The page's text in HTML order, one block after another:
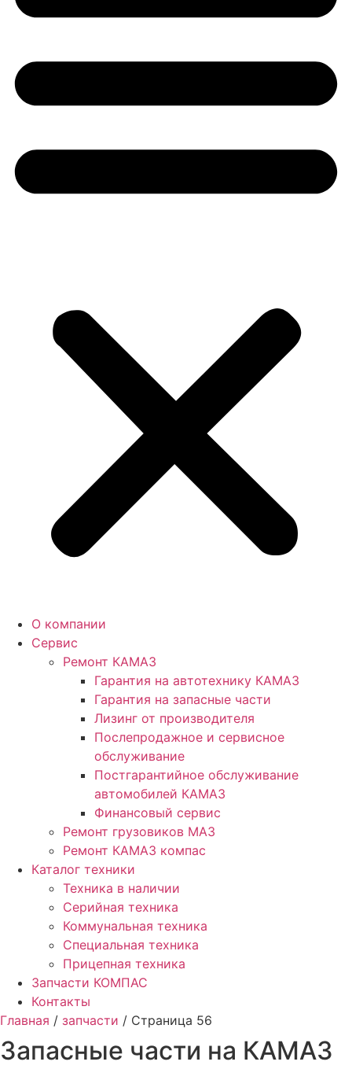
О компании
Сервис
Ремонт КАМАЗ
Гарантия на автотехнику КАМАЗ
Гарантия на запасные части
Лизинг от производителя
Послепродажное и сервисное
обслуживание
Постгарантийное обслуживание
автомобилей КАМАЗ
Финансовый сервис
Ремонт грузовиков МАЗ
Ремонт КАМАЗ компас
Каталог техники
Техника в наличии
Серийная техника
Коммунальная техника
Специальная техника
Прицепная техника
Запчасти КОМПАС
Контакты
Главная / запчасти / Страница 56
Запасные части на КАМАЗ